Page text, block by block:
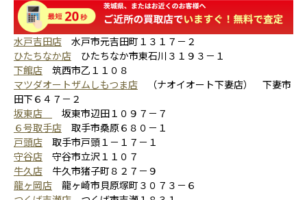
水戸吉田店 水戸市元吉田町１３１７－２
ひたちなか店 ひたちなか市東石川３１９３－１
下館店 筑西市乙１１０８
マツダオートザムしもつま店 （ナオイオート下妻店） 下妻市
田下６４７－２
坂東店
坂東市辺田１０９７－７
６号取手店 取手市桑原６８０－１
戸頭店 取手市戸頭１－１７－１
守谷店 守谷市立沢１１０７
牛久店 牛久市猪子町８２７－９
龍ヶ岡店 龍ヶ崎市貝原塚町３０７３－６